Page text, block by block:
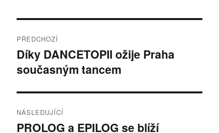
pro
příspěvek
PŘEDCHOZÍ
Předchozí
příspěvek:
Díky DANCETOPII ožije Praha
současným tancem
NÁSLEDUJÍCÍ
Následující
PROLOG a EPILOG se blíží